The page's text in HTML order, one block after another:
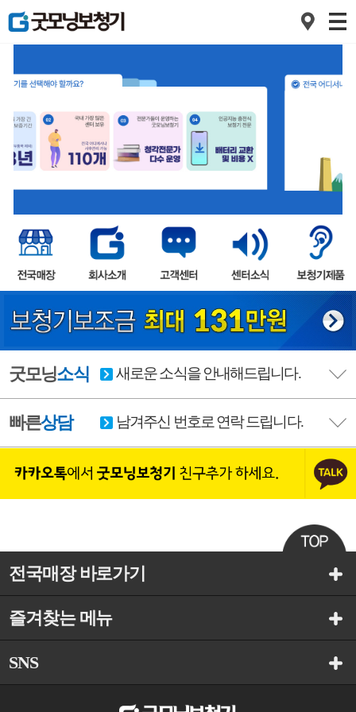
2
3
굿모닝소식 새로운 소식을 안내해드립니다.
빠른상담 남겨주신 번호로 연락 드립니다.
전국매장 바로가기
즐겨찾는 메뉴
SNS